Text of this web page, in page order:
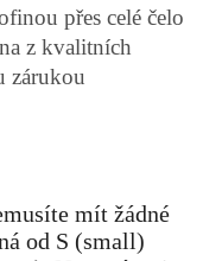
přes celé čelo
z kvalitních
zárukou
mít žádné
od S (small)